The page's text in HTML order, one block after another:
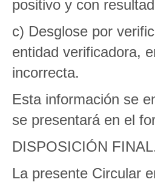
positivo y con
c) Desglose por
entidad verificadora,
incorrecta.
Esta información se
se presentará en el
DISPOSICIÓN
La presente Circular